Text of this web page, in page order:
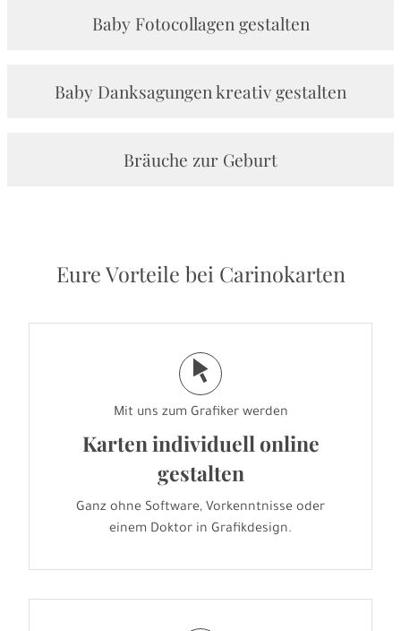
Baby Fotocollagen gestalten
Baby Danksagungen kreativ gestalten
Bräuche zur Geburt
Eure Vorteile bei Carinokarten
j
Mit uns zum Grafiker werden
Karten individuell online
gestalten
Ganz ohne Software, Vorkenntnisse oder
einem Doktor in Grafikdesign.